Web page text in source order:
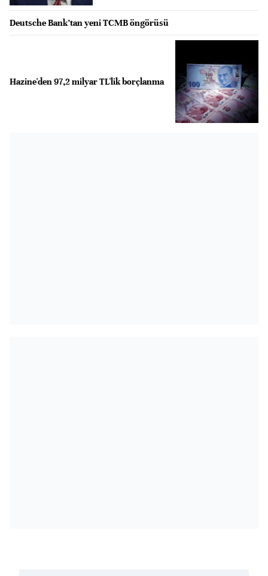
Deutsche Bank’tan yeni TCMB öngörüsü
Hazine'den 97,2 milyar TL'lik borçlanma